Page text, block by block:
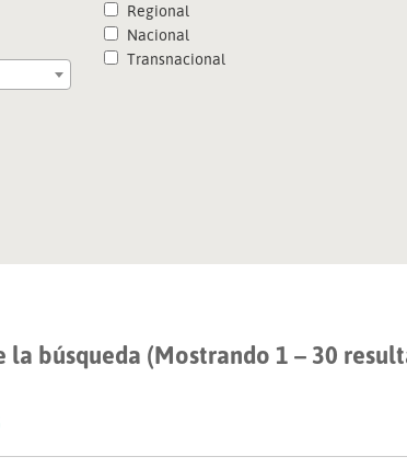
Regional
Nacional
Transnacional
la búsqueda (Mostrando 1 – 30